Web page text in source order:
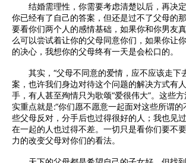
结婚需理性，你需要考虑清楚以后，再决
你已经有了自己的答案，但还是过不了父母的
要看你们两个人的感情基础，如果你和你男友
么可以尝试着让你的父母同意你们，如果你让
的决心，我想你的父母终有一天是会松口的。
其实，“父母不同意的爱情，应不应该走下
案，也许我们身边对待这个问题的解决方式有
手，有人甚至殉情只为歌颂“爱很伟大”。这些
实重点就是:“你们愿不愿意一起面对这些所谓的
些父母反对，分手后也过得很好的人；我也见
在一起的人也过得不差。一切只是看你们要不
力的改变父母对你们的看法。